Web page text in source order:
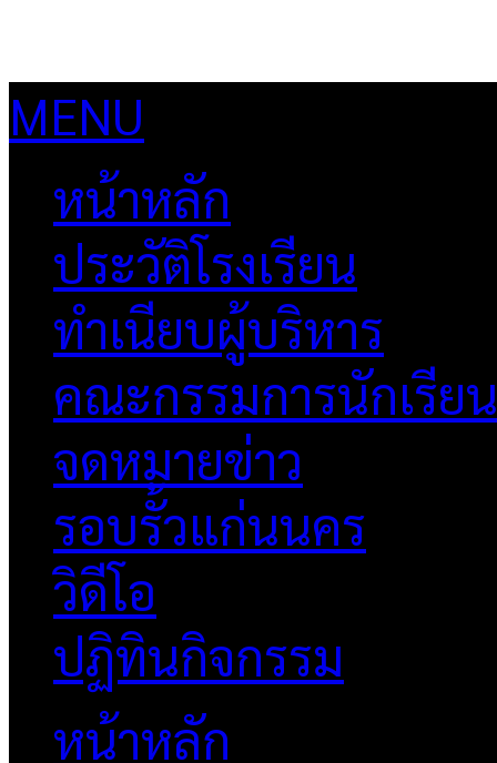
MENU
หน้าหลัก
ประวัติโรงเรียน
ทำเนียบผู้บริหาร
คณะกรรมการนักเรียน
จดหมายข่าว
รอบรั้วแก่นนคร
วิดีโอ
ปฏิทินกิจกรรม
หน้าหลัก